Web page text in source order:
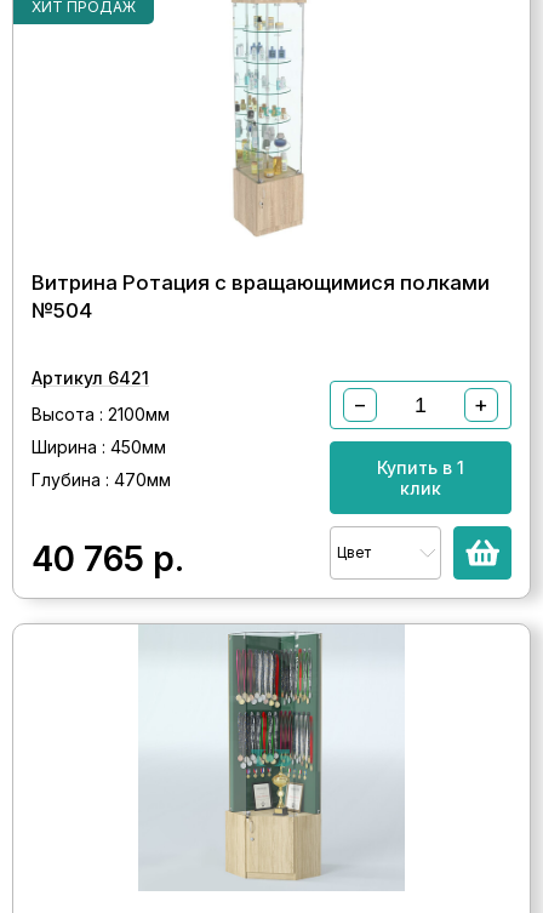
ХИТ ПРОДАЖ
Витрина Ротация с вращающимися полками
№504
Артикул 6421
Высота : 2100мм
Ширина : 450мм
Глубина : 470мм
40 765 р.
− +
Купить в 1
клик
Цвет